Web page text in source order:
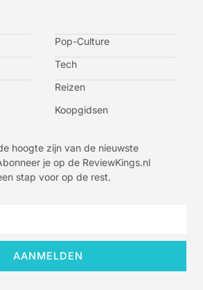
Pop-Culture
Tech
Reizen
Koopgidsen
hoogte zijn van de nieuwste
je op de ReviewKings.nl
stap voor op de rest.
AANMELDEN